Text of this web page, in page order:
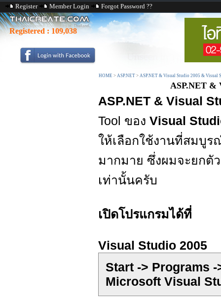
Register Member Login Forgot Password ??
Registered : 109,038
HOME > ASP.NET > ASP.NET & Visual Studio 2005 & Visual
ASP.NET &
ASP.NET & Visual
Tool ของ Visual
ให้เลือกใช้งานที่สมบูร
มากมาย ซึ่งผมจะยกตั
เท่านั้นครับ
เปิดโปรแกรมได้ที่
Visual Studio 2005
Start -> Programs
Microsoft Visual